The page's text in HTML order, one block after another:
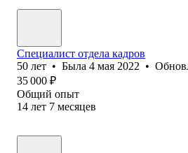
Специалист отдела кадров
50 лет • Была 4 мая 2022 •
35 000 ₽
Общий опыт
14 лет 7 месяцев